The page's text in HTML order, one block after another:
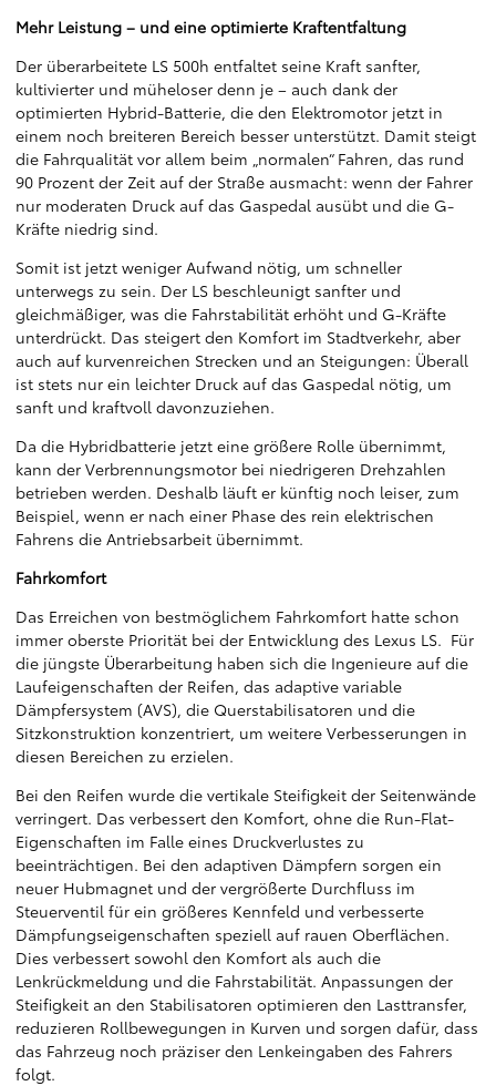
Mehr Leistung – und eine optimierte Kraftentfaltung
Der überarbeitete LS 500h entfaltet seine Kraft sanfter,
kultivierter und müheloser denn je – auch dank der
optimierten Hybrid-Batterie, die den Elektromotor jetzt in
einem noch breiteren Bereich besser unterstützt. Damit steigt
die Fahrqualität vor allem beim „normalen“ Fahren, das rund
90 Prozent der Zeit auf der Straße ausmacht: wenn der Fahrer
nur moderaten Druck auf das Gaspedal ausübt und die G-
Kräfte niedrig sind.
Somit ist jetzt weniger Aufwand nötig, um schneller
unterwegs zu sein. Der LS beschleunigt sanfter und
gleichmäßiger, was die Fahrstabilität erhöht und G-Kräfte
unterdrückt. Das steigert den Komfort im Stadtverkehr, aber
auch auf kurvenreichen Strecken und an Steigungen: Überall
ist stets nur ein leichter Druck auf das Gaspedal nötig, um
sanft und kraftvoll davonzuziehen.
Da die Hybridbatterie jetzt eine größere Rolle übernimmt,
kann der Verbrennungsmotor bei niedrigeren Drehzahlen
betrieben werden. Deshalb läuft er künftig noch leiser, zum
Beispiel, wenn er nach einer Phase des rein elektrischen
Fahrens die Antriebsarbeit übernimmt.
Fahrkomfort
Das Erreichen von bestmöglichem Fahrkomfort hatte schon
immer oberste Priorität bei der Entwicklung des Lexus LS. Für
die jüngste Überarbeitung haben sich die Ingenieure auf die
Laufeigenschaften der Reifen, das adaptive variable
Dämpfersystem (AVS), die Querstabilisatoren und die
Sitzkonstruktion konzentriert, um weitere Verbesserungen in
diesen Bereichen zu erzielen.
Bei den Reifen wurde die vertikale Steifigkeit der Seitenwände
verringert. Das verbessert den Komfort, ohne die Run-Flat-
Eigenschaften im Falle eines Druckverlustes zu
beeinträchtigen. Bei den adaptiven Dämpfern sorgen ein
neuer Hubmagnet und der vergrößerte Durchfluss im
Steuerventil für ein größeres Kennfeld und verbesserte
Dämpfungseigenschaften speziell auf rauen Oberflächen.
Dies verbessert sowohl den Komfort als auch die
Lenkrückmeldung und die Fahrstabilität. Anpassungen der
Steifigkeit an den Stabilisatoren optimieren den Lasttransfer,
reduzieren Rollbewegungen in Kurven und sorgen dafür, dass
das Fahrzeug noch präziser den Lenkeingaben des Fahrers
folgt.